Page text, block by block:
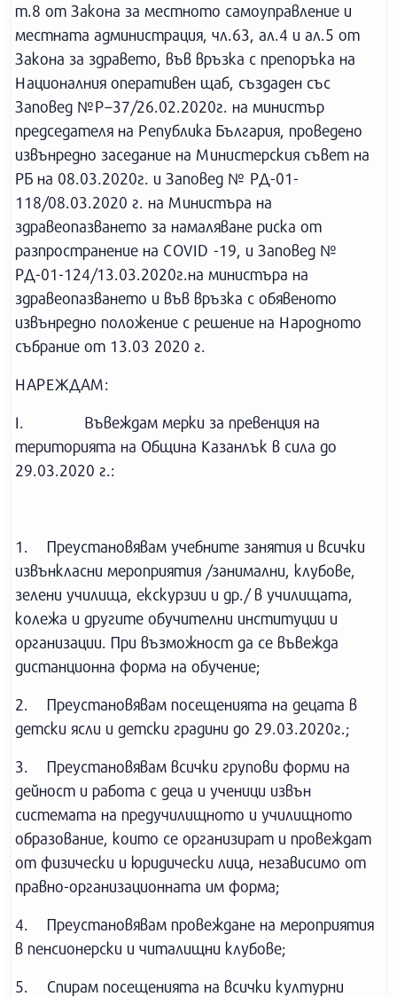
т.8 от Закона за местното самоуправление и
местната администрация, чл.63, ал.4 и ал.5 от
Закона за здравето, във връзка с препоръка на
Националния оперативен щаб, създаден със
Заповед №Р–37/26.02.2020г. на министър
председателя на Република България, проведено
извънредно заседание на Министерския съвет на
РБ на 08.03.2020г. и Заповед № РД-01-
118/08.03.2020 г. на Министъра на
здравеопазването за намаляване риска от
разпространение на COVID -19, и Заповед №
РД-01-124/13.03.2020г.на министъра на
здравеопазването и във връзка с обявеното
извънредно положение с решение на Народното
събрание от 13.03 2020 г.
НАРЕЖДАМ:
I. Въвеждам мерки за превенция на
територията на Община Казанлък в сила до
29.03.2020 г.:
1. Преустановявам учебните занятия и всички
извънкласни мероприятия /занимални, клубове,
зелени училища, екскурзии и др./ в училищата,
колежа и другите обучителни институции и
организации. При възможност да се въвежда
дистанционна форма на обучение;
2. Преустановявам посещенията на децата в
детски ясли и детски градини до 29.03.2020г.;
3. Преустановявам всички групови форми на
дейност и работа с деца и ученици извън
системата на предучилищното и училищното
образование, които се организират и провеждат
от физически и юридически лица, независимо от
правно-организационната им форма;
4. Преустановявам провеждане на мероприятия
в пенсионерски и читалищни клубове;
5. Спирам посещенията на всички културни